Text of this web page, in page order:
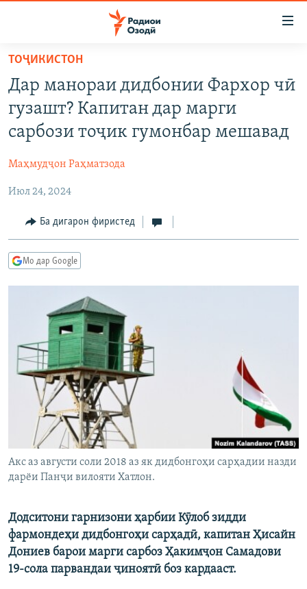
Ҷаҳиш
мояи
аслӣ
Ҷаҳиш
ба
феҳристи
Ҷаҳиш
ҷустор
СИЁСАТ
ИҚТИСОД
ҚАЗИЯИ "КРОКУС"
ОСИЁИ МАРКАЗӢ
ФАРҲАНГ
ВАРЗИШ
ГАПИ ОЗОД
РӮЗГОРИ МУҲОҶИР
ТАҲҚИҚОТ
ҶАНГ ДАР УКРАИНА
НАЗАРИ МАРДУМ
ОЗОДӢ ОНЛАЙН
ВИДЕО
ГУЗОРИШҲОИ РАДИОӢ
РӮЙХАТҲО
КИТОБҲОИ ОЗОДӢ
Русский
ПАЙГИРӢ КУНЕД
Ҳамаи сомонаҳои RFE/RL
ТОҶИКИСТОН
Дар манораи дидбонии Фархор чӣ
гузашт? Капитан дар марги
сарбози тоҷик гумонбар мешавад
Маҳмудҷон Раҳматзода
Июл 24, 2024
Ба дигарон фиристед
Мо дар Google
Акс аз августи соли 2018 аз як дидбонгоҳи сарҳадии назди
дарёи Панҷи вилояти Хатлон.
Додситони гарнизони ҳарбии Кӯлоб зидди
фармондеҳи дидбонгоҳи сарҳадӣ, капитан Ҳисайн
Дониев барои марги сарбоз Ҳакимҷон Самадови
19-сола парвандаи ҷиноятӣ боз кардааст.